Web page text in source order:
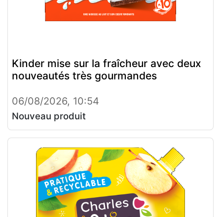
Kinder mise sur la fraîcheur avec deux
nouveautés très gourmandes
06/08/2026, 10:54
Nouveau produit